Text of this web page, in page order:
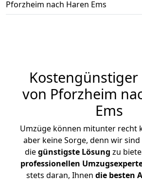
Pforzheim nach Haren Ems
Kostengünstiger
von Pforzheim
Ems
Umzüge können mitunter recht
aber keine Sorge, denn wir
diegünstigste Lösung zu
professionellen
stets daran, Ihnen die besten